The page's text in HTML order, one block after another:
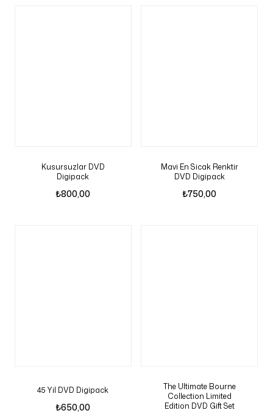
Kusursuzlar DVD
Digipack
₺800,00
Mavi En Sicak Renktir
DVD Digipack
₺750,00
45 Yil DVD Digipack
₺650,00
The Ultimate Bourne
Collection Limited
Edition DVD Gift Set